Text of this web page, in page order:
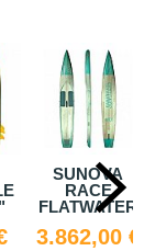
Tabla SUP
SUNS
1.168,00 €